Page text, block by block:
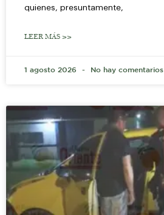
quienes, presuntamente,
LEER MÁS >>
1 agosto 2026 No hay comentarios